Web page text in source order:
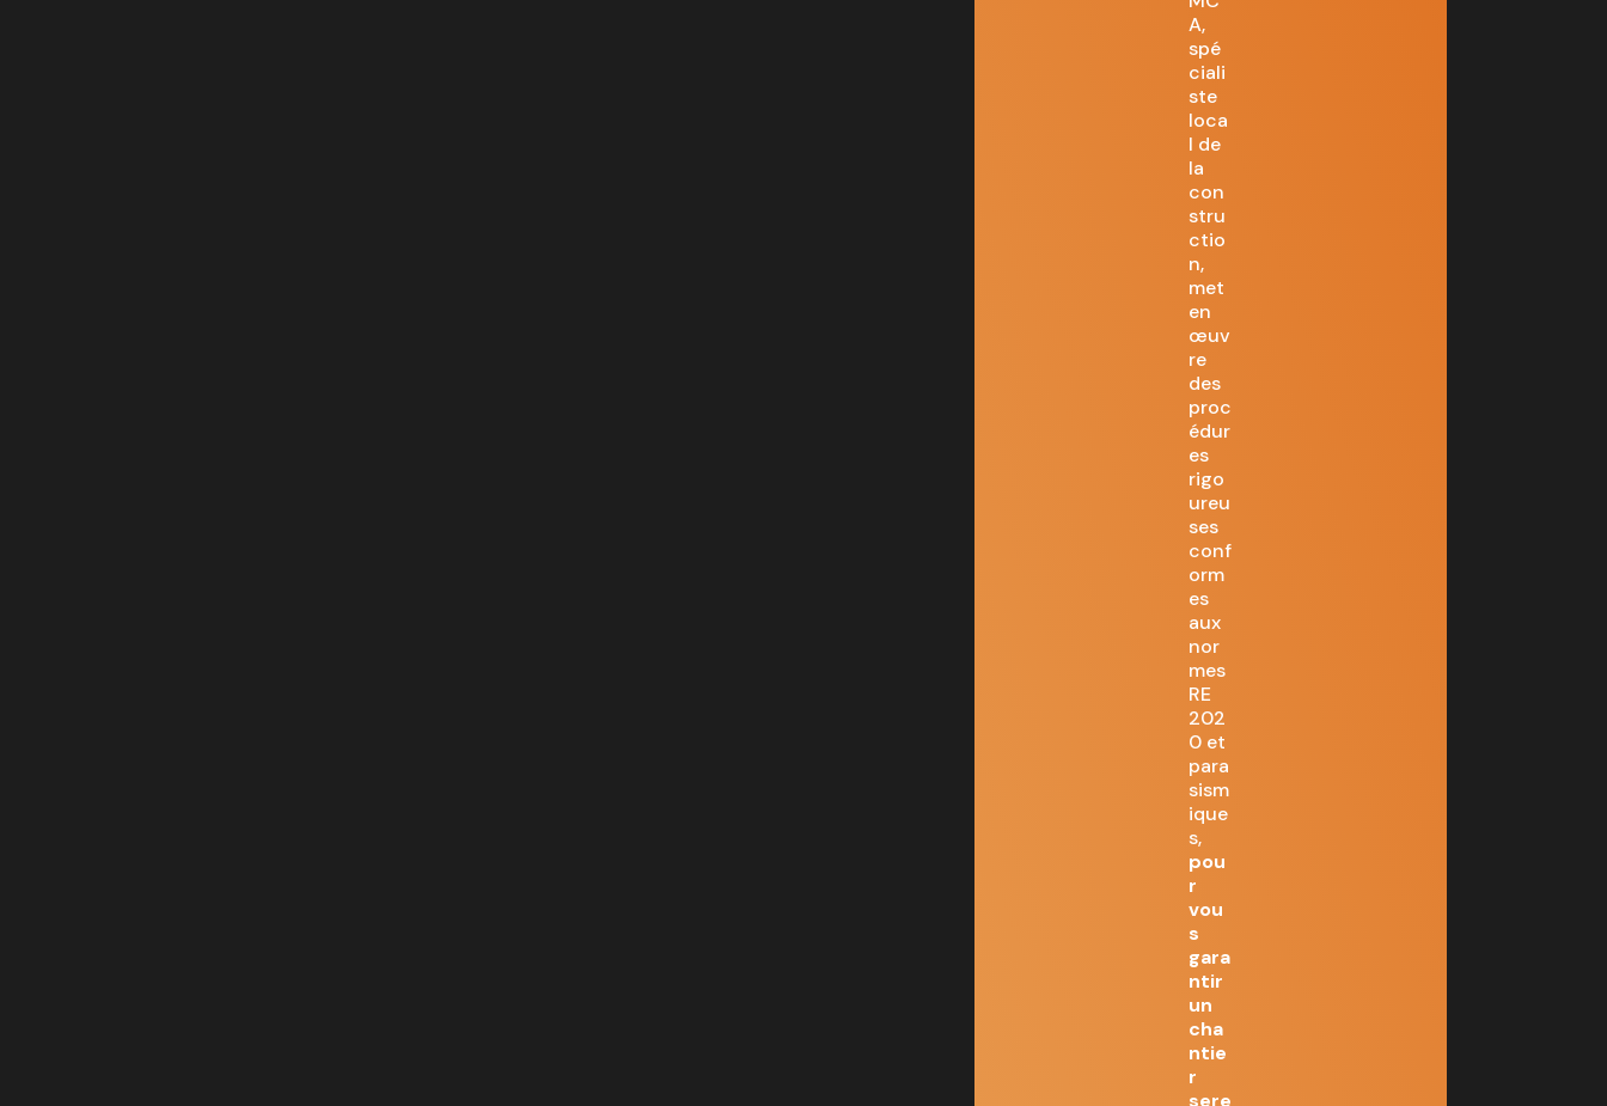
A,
spé
ciali
ste
loca
l de
la
con
stru
ctio
n,
met
en
œuv
re
des
proc
édur
es
rigo
ureu
ses
conf
orm
es
aux
nor
mes
RE
202
0 et
para
sism
ique
s,
pou
r
vou
s
gara
ntir
un
cha
ntie
r
sere